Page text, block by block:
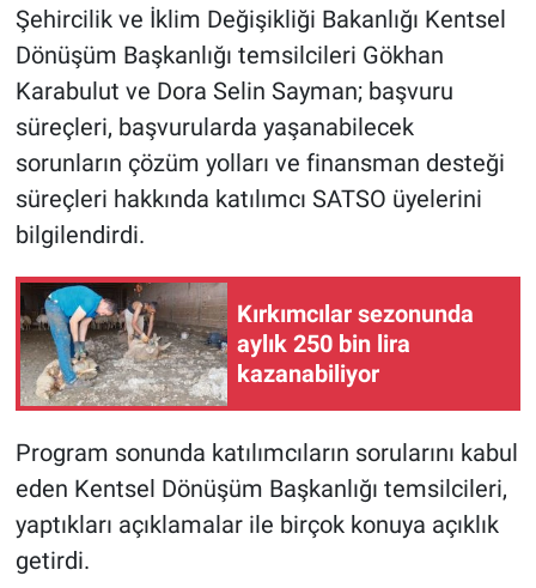
Şehircilik ve İklim Değişikliği Bakanlığı Kentsel
Dönüşüm Başkanlığı temsilcileri Gökhan
Karabulut ve Dora Selin Sayman; başvuru
süreçleri, başvurularda yaşanabilecek
sorunların çözüm yolları ve finansman desteği
süreçleri hakkında katılımcı SATSO üyelerini
bilgilendirdi.
Kırkımcılar sezonunda
aylık 250 bin lira
kazanabiliyor
Program sonunda katılımcıların sorularını kabul
eden Kentsel Dönüşüm Başkanlığı temsilcileri,
yaptıkları açıklamalar ile birçok konuya açıklık
getirdi.